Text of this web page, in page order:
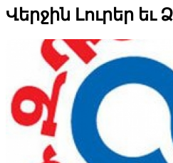
Վերջին Լուրեր եւ